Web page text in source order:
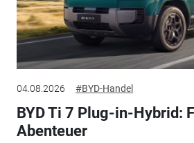
04.08.2026 #BYD-Handel
BYD Ti 7 Plug-in-Hybrid:
Abenteuer